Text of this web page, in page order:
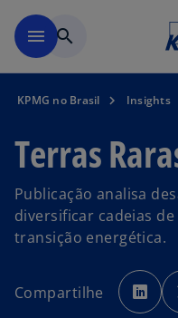
menu search
KPMG no Brasil Insights
Terras
Publicação analisa
diversificar cadeias
transição energética.
Compartilhe
a
b
r
e